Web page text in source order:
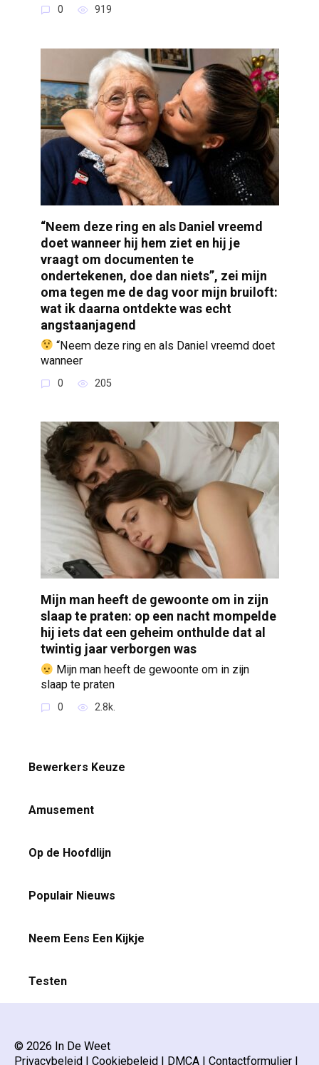
0 919
“Neem deze ring en als Daniel vreemd
doet wanneer hij hem ziet en hij je
vraagt om documenten te
ondertekenen, doe dan niets”, zei mijn
oma tegen me de dag voor mijn bruiloft:
wat ik daarna ontdekte was echt
angstaanjagend
“Neem deze ring en als Daniel vreemd doet
wanneer
0 205
Mijn man heeft de gewoonte om in zijn
slaap te praten: op een nacht mompelde
hij iets dat een geheim onthulde dat al
twintig jaar verborgen was
Mijn man heeft de gewoonte om in zijn
slaap te praten
0 2.8k.
Bewerkers Keuze
Amusement
Op de Hoofdlijn
Populair Nieuws
Neem Eens Een Kijkje
Testen
© 2026 In De Weet
Privacybeleid | Cookiebeleid | DMCA | Contactformulier |